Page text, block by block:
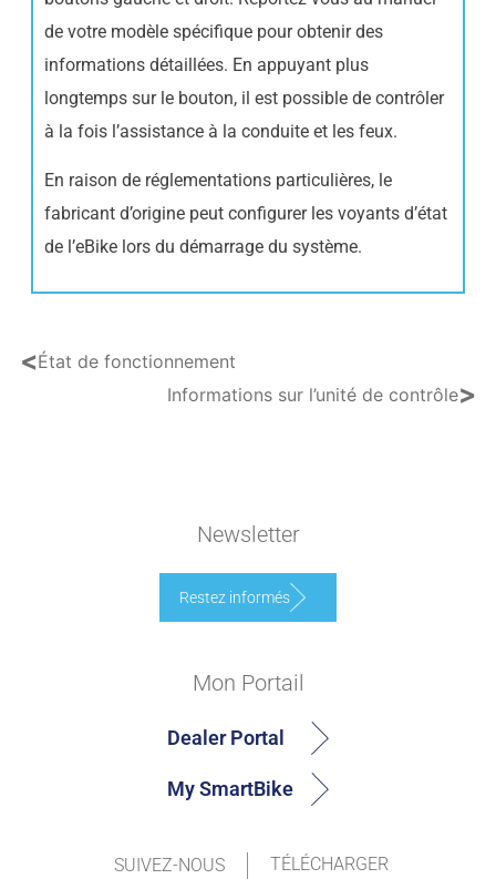
de votre modèle spécifique pour obtenir des
informations détaillées. En appuyant plus
longtemps sur le bouton, il est possible de contrôler
à la fois l’assistance à la conduite et les feux.
En raison de réglementations particulières, le
fabricant d’origine peut configurer les voyants d’état
de l’eBike lors du démarrage du système.
<État de fonctionnement
Informations sur l’unité de contrôle>
Newsletter
Restez informés
TÉLÉCHARGER
Mon Portail
Dealer Portal
My SmartBike
SUIVEZ-NOUS